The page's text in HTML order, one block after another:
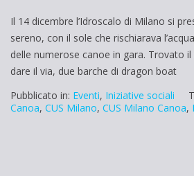
Il 14 dicembre l’Idroscalo di Milano si
sereno, con il sole che rischiarava
delle numerose canoe in gara. Trovato
dare il via, due barche di dragon boat
Pubblicato in: Eventi, Iniziative sociali
Canoa, CUS Milano, CUS Milano Canoa,